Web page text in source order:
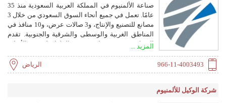
صناعة الألمنيوم في المملكة العربية السعودية منذ 35
عامًا. تعمل في جميع أنحاء السوق السعودي من خلال 3
مصانع للتصنيع والإنتاج، و3 صالات عرض، و10 منافذ في
المناطق الغربية والوسطى والشرقية والجنوبية. تقدم
الشركة مجموعة واسعة من الحلول لتصنيع الأبواب
الدوارة، والأبواب والنوافذ، والهياكل الألمنيوم القابلة
للطي، والواجهات، وشاشات الحشرات الآلية،
المزيد ...
966-11-4003493 الرياض
شركة الوكيل للألمنيوم